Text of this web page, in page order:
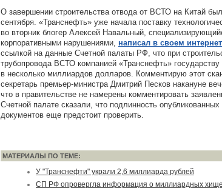
О завершении строительства отвода от ВСТО на Китай
сентября. «Транснефть» уже начала поставку
во вторник блогер Алексей Навальный,
корпоративными нарушениями, написал в своем
ссылкой на данные Счетной палаты РФ, что при
трубопровода ВСТО компанией «Транснефть»
в несколько миллиардов долларов. Комментирую этот
секретарь премьер-министра Дмитрий Песков накануне
что в правительстве не намерены комментировать
Счетной палате сказали, что подлинность
документов еще предстоит проверить.
МАТЕРИАЛЫ ПО ТЕМЕ:
У "Транснефти" украли 2,6 миллиарда рублей
СП РФ опровергла информация о миллиардных